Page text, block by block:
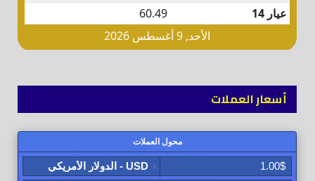
أسعار العملات